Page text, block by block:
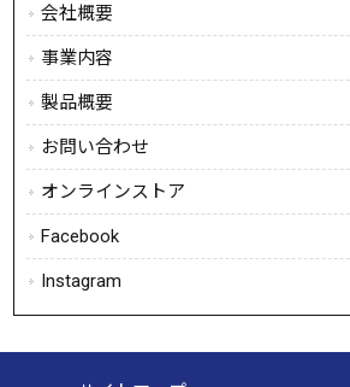
会社概要
事業内容
製品概要
お問い合わせ
オンラインストア
Facebook
Instagram